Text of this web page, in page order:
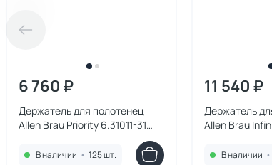
6 760 ₽
Держатель для полотенец
Allen Brau Priority 6.31011-31
В наличии • 125 шт.
11 540 ₽
Держатель
Allen Brau
В наличии •